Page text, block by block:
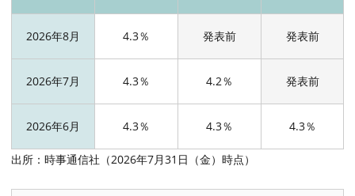
2026年8月 4.3％ 発表前 発表前
2026年7月 4.3％ 4.2％ 発表前
2026年6月 4.3％ 4.3％ 4.3％
出所：時事通信社（2026年7月31日（金）時点）